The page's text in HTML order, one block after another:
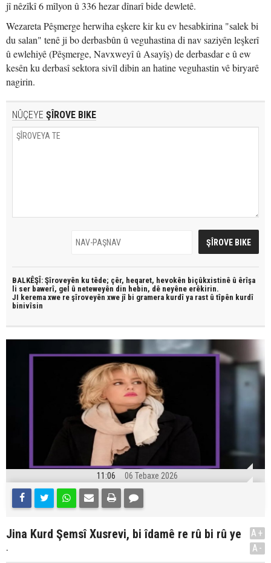
jî nêzîkî 6 mîlyon û 336 hezar dînarî bide dewletê.
Wezareta Pêşmerge herwiha eşkere kir ku ev hesabkirina "salek bi
du salan" tenê ji bo derbasbûn û veguhastina di nav saziyên leşkerî
û ewlehiyê (Pêşmerge, Navxweyî û Asayîş) de derbasdar e û ew
kesên ku derbasî sektora sivîl dibin an hatine veguhastin vê biryarê
nagirin.
NÛÇEYE ŞÎROVE BIKE
BALKÊŞÎ: Şîroveyên ku têde; çêr, heqaret, hevokên biçûkxistinê û êrîşa
li ser bawerî, gel û neteweyên din hebin, dê neyêne erêkirin.
JI kerema xwe re şîroveyên xwe jî bi gramera kurdî ya rast û tîpên kurdî
binivîsin
11:06 06 Tebaxe 2026
Jina Kurd Şemsî Xusrevi, bi îdamê re rû bi rû ye
.
A+
A-